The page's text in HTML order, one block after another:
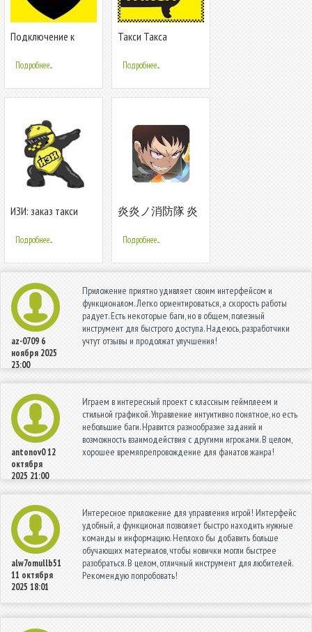
Подключение к
TAXI-MARSEL
Подробнее...
Такси Такса
Подробнее...
ИЗИ: заказ такси
Подробнее...
炎炎ノ消防隊 炎
Подробнее...
az-0709 6
ноября 2025
23:00
Приложение приятно удивляет своим интерфейсом и
функционалом. Легко ориентироваться, а скорость работы
радует. Есть некоторые баги, но в общем, полезный
инструмент для быстрого доступа. Надеюсь, разработчики
учтут отзывы и продолжат улучшения!
antonov012
октября
2025 21:00
Играем в интересный проект с классным геймплеем и
стильной графикой. Управление интуитивно понятное, но есть
небольшие баги. Нравится разнообразие заданий и
возможность взаимодействия с другими игроками. В целом,
хорошее времяпрепровождение для фанатов жанра!
alw7omullb51
11 октября
2025 18:01
Интересное приложение для управления игрой! Интерфейс
удобный, а функционал позволяет быстро находить нужные
команды и информацию. Неплохо бы добавить больше
обучающих материалов, чтобы новички могли быстрее
разобраться. В целом, отличный инструмент для любителей.
Рекомендую попробовать!